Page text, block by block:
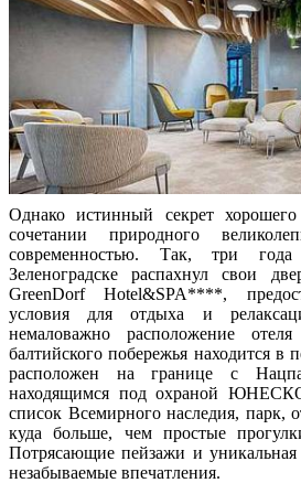
Однако истинный секрет
сочетании природного
современностью. Так, три
Зеленоградске распахнул свои
GreenDorf Hotel&SPA****,
условия для отдыха и
немаловажно расположение
балтийского побережья находится в
расположен на границе с
находящимся под охраной
список Всемирного наследия, парк,
куда больше, чем простые
Потрясающие пейзажи и
незабываемые впечатления.